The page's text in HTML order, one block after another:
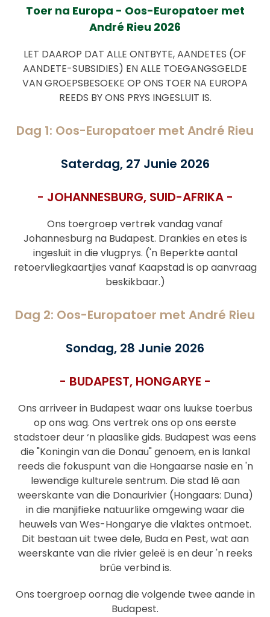
Toer na Europa - Oos-Europatoer met
André Rieu 2026
LET DAAROP DAT ALLE ONTBYTE, AANDETES (OF
AANDETE-SUBSIDIES) EN ALLE TOEGANGSGELDE
VAN GROEPSBESOEKE OP ONS TOER NA EUROPA
REEDS BY ONS PRYS INGESLUIT IS.
Dag 1: Oos-Europatoer met André Rieu
Saterdag, 27 Junie 2026
- JOHANNESBURG, SUID-AFRIKA -
Ons toergroep vertrek vandag vanaf
Johannesburg na Budapest. Drankies en etes is
ingesluit in die vlugprys. ('n Beperkte aantal
retoervliegkaartjies vanaf Kaapstad is op aanvraag
beskikbaar.)
Dag 2: Oos-Europatoer met André Rieu
Sondag, 28 Junie 2026
- BUDAPEST, HONGARYE -
Ons arriveer in Budapest waar ons luukse toerbus
op ons wag. Ons vertrek ons op ons eerste
stadstoerdeur ‘n plaaslike gids. Budapest was eens
die "Koningin van die Donau" genoem, en is lankal
reeds die fokuspunt van die Hongaarse nasie en 'n
lewendige kulturele sentrum. Die stad lê aan
weerskante van die Donaurivier (Hongaars: Duna)
in die manjifieke natuurlike omgewing waar die
heuwels van Wes-Hongarye die vlaktes ontmoet.
Dit bestaan ​​uit twee dele, Buda en Pest, wat aan
weerskante van die rivier geleë is en deur 'n reeks
brûe verbind is.
Ons toergroep oornag die volgende twee aande in
Budapest.